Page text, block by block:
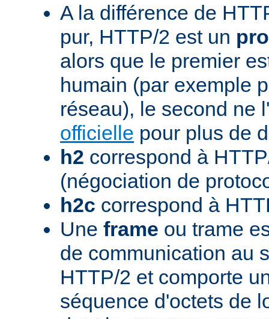
A la différence de
pur, HTTP/2 est un
alors que le premier
humain (par exemple
réseau), le second ne
officielle pour plus de
h2 correspond à
(négociation de
h2c correspond à
Une frame ou trame
de communication au
HTTP/2 et comporte
séquence d'octets de